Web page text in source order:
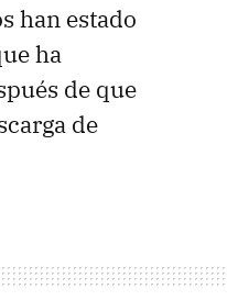
han estado
ha
de que
de